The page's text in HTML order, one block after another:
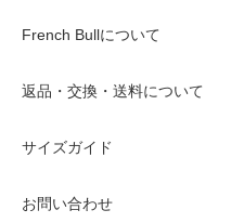
French Bullについて
返品・交換・送料について
サイズガイド
お問い合わせ